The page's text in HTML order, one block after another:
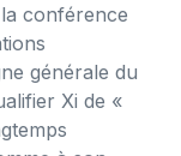
conférence
générale du
Xi de «